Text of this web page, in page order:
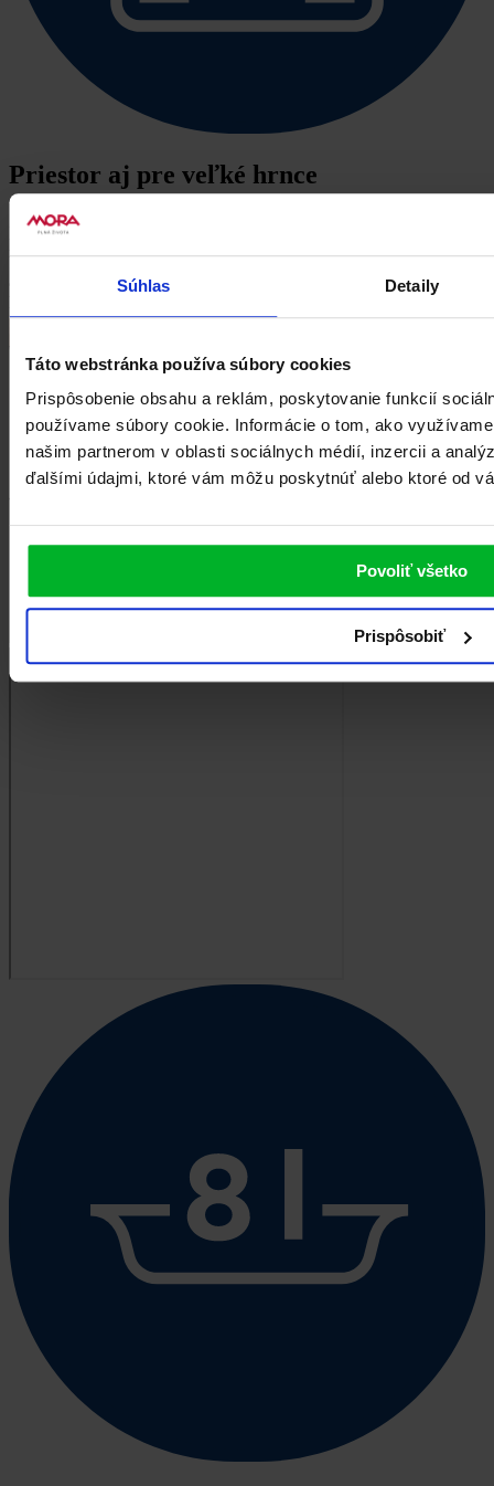
Súhlas Detaily
Táto webstránka používa súbory cookies
Prispôsobenie obsahu a reklám, poskytovanie funkcií
používame súbory cookie. Informácie o tom, ako
našim partnerom v oblasti sociálnych médií, inzercii a
ďalšími údajmi, ktoré vám môžu poskytnúť alebo ktoré od
Povoliť všetko
Prispôsobiť
Priestor aj pre veľké hrnce
Zväčšená varná plocha a väčšie vzdialenosti medzi horákmi
Tenký a plochý dizajn umožňuje bezproblémové, ľahké posúvanie
aj extra veľkých hrncov, s dokonalou stabilitou pre všetky vaše